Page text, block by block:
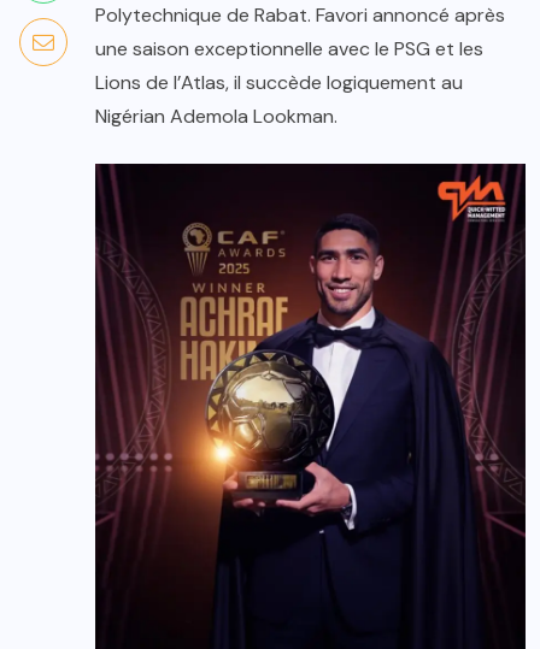
Polytechnique de Rabat. Favori annoncé après
une saison exceptionnelle avec le PSG et les
Lions de l’Atlas, il succède logiquement au
Nigérian Ademola Lookman.